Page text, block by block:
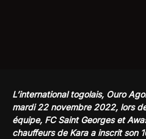
L’international togolais, Ouro
mardi 22 novembre 2022, lors
équipe, FC Saint Georges et
chauffeurs de Kara a inscrit son